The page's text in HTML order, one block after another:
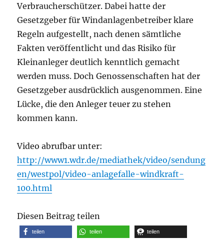
Verbraucherschützer. Dabei hatte der
Gesetzgeber für Windanlagenbetreiber klare
Regeln aufgestellt, nach denen sämtliche
Fakten veröffentlicht und das Risiko für
Kleinanleger deutlich kenntlich gemacht
werden muss. Doch Genossenschaften hat der
Gesetzgeber ausdrücklich ausgenommen. Eine
Lücke, die den Anleger teuer zu stehen
kommen kann.
Video abrufbar unter:
http://www1.wdr.de/mediathek/video/sendung
en/westpol/video-anlagefalle-windkraft-
100.html
Diesen Beitrag teilen
teilen teilen teilen